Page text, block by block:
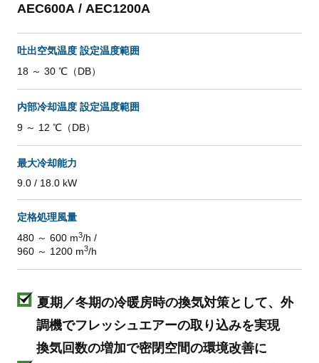
AEC600A / AEC1200A
吐出空気温度 設定温度範囲
18 ～ 30 ℃（DB）
内部冷却温度 設定温度範囲
9 ～ 12 ℃（DB）
最大冷却能力
9.0 / 18.0 kW
定格処理風量
480 ～ 600 m3/h /
960 ～ 1200 m3/h
夏期／冬期の冷暖房時の換気対策として、 外
調機でフレッシュエアーの取り込みを実現
換気回数の増加で密閉空間の環境改善に